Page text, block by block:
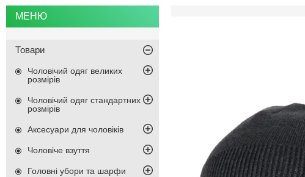
Товари
Чоловічий одяг великих
розмірів
Чоловічий одяг стандартних
розмірів
Аксесуари для чоловіків
Чоловіче взуття
Головні убори та шарфи